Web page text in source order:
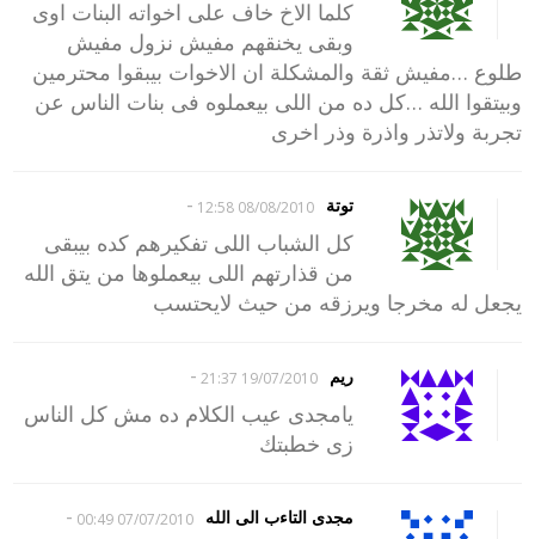
كلما الاخ خاف على اخواته البنات اوى
وبقى يخنقهم مفيش نزول مفيش
طلوع …مفيش ثقة والمشكلة ان الاخوات بيبقوا محترمين
وبيتقوا الله …كل ده من اللى بيعملوه فى بنات الناس عن
تجربة ولاتذر واذرة وذر اخرى
توتة 08/08/2010 12:58
-
كل الشباب اللى تفكيرهم كده بيبقى
من قذارتهم اللى بيعملوها من يتق الله
يجعل له مخرجا ويرزقه من حيث لايحتسب
ريم 19/07/2010 21:37
-
يامجدى عيب الكلام ده مش كل الناس
زى خطبتك
مجدى التاءب الى الله 07/07/2010 00:49
-